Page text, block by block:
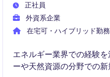
正社員
外資系企業
在宅可・ハイブリッド勤
エネルギー業界での経験
ーや天然資源の分野での